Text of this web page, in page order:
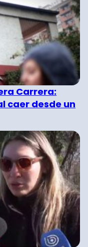
Carrera:
caer desde un